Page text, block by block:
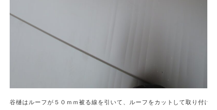
谷樋はルーフが５０ｍｍ被る線を引いて、ルーフをカットして取り付け